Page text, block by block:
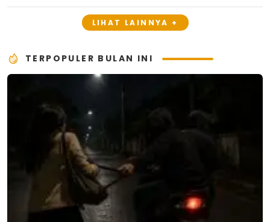
LIHAT LAINNYA +
TERPOPULER BULAN INI